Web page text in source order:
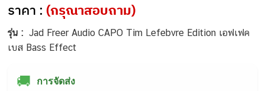
ราคา :(กรุณาสอบถาม)
รุ่น :Jad Freer Audio CAPO Tim Lefebvre Edition เอฟเฟค
เบส Bass Effect
🚚 การจัดส่ง